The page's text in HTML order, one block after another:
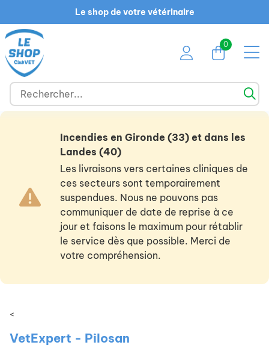
Le shop de votre vétérinaire
0
Incendies en Gironde (33) et dans les
Landes (40)
Les livraisons vers certaines cliniques de
ces secteurs sont temporairement
suspendues. Nous ne pouvons pas
communiquer de date de reprise à ce
jour et faisons le maximum pour rétablir
le service dès que possible. Merci de
votre compréhension.
<
VetExpert - Pilosan